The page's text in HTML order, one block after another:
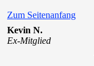
Zum Seitenanfang
Kevin N.
Ex-Mitglied